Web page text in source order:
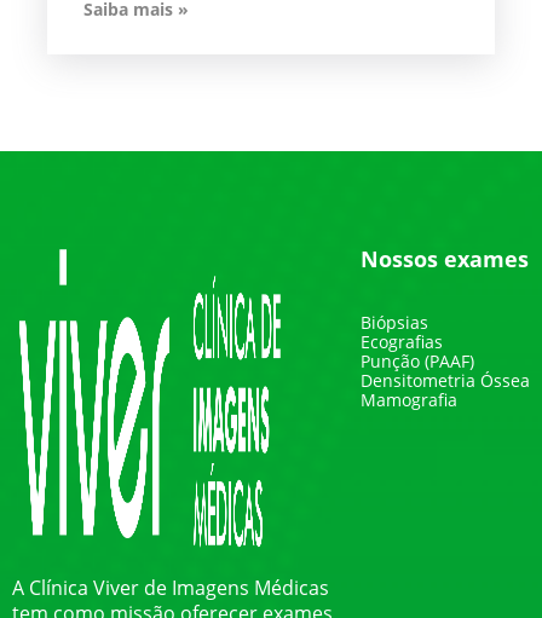
Saiba mais »
A Clínica Viver de Imagens Médicas
Nossos exames
Biópsias
Ecografias
Punção (PAAF)
Densitometria Óssea
Mamografia